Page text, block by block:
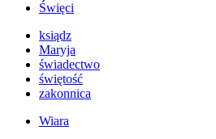
Święci
ksiądz
Maryja
świadectwo
świętość
zakonnica
Wiara